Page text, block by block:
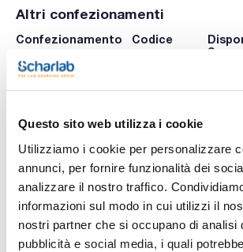
Questo sito web utilizza i cookie
Utilizziamo i cookie per personalizzare
annunci, per fornire funzionalità dei
analizzare il nostro traffico.
informazioni sul modo in cui utilizzi il
nostri partner che si occupano di analisi
pubblicità e social media, i quali
Altri confezionamenti
Confezionamento Codice
x 250ml :: Glass
bottle